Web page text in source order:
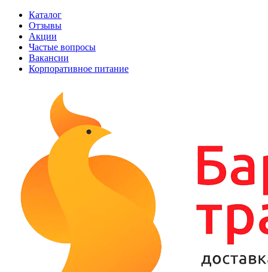
Каталог
Отзывы
Акции
Частые вопросы
Вакансии
Корпоративное питание